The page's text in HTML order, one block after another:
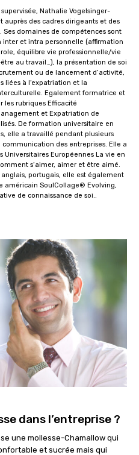
Nathalie Vogelsinger-
auprès des cadres dirigeants et des
Ses domaines de compétences sont
inter et intra personnelle (affirmation
équilibre vie professionnelle/vie
au travail…), la présentation de soi
ou de lancement d’activité,
liées à l’expatriation et la
Egalement formatrice et
les rubriques Efficacité
et Expatriation de
De formation universitaire en
elle a travaillé pendant plusieurs
communication des entreprises. Elle a
Universitaires Européennes La vie en
s’aimer, aimer et être aimé.
portugais, elle est également
américain SoulCollage® Evolving,
de connaissance de soi..
dans l’entreprise ?
une mollesse-Chamallow qui
et sucrée mais qui